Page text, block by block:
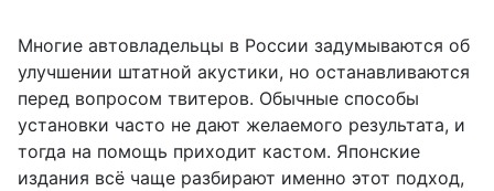
Многие автовладельцы в России задумываются об
улучшении штатной акустики, но останавливаются
перед вопросом твитеров. Обычные способы
установки часто не дают желаемого результата, и
тогда на помощь приходит кастом. Японские
издания всё чаще разбирают именно этот подход,